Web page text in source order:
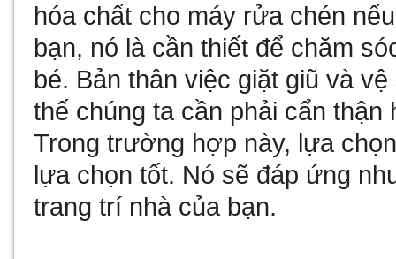
hóa chất cho máy rửa chén
bạn, nó là cần thiết để chăm
bé. Bản thân việc giặt giũ và
thế chúng ta cần phải cẩn
Trong trường hợp này, lựa
lựa chọn tốt. Nó sẽ đáp ứng
trang trí nhà của bạn.